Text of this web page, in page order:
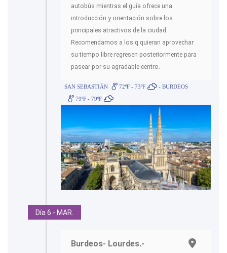
autobús mientras el guía ofrece una
introducción y orientación sobre los
principales atractivos de la ciudad.
Recomendamos a los q quieran aprovechar
su tiempo libre regresen posteriormente para
pasear por su agradable centro.
SAN SEBASTIÁN 72ºF - 73ºF
- BURDEOS
79ºF - 79ºF
Día 6 - MAR.
Burdeos- Lourdes.-